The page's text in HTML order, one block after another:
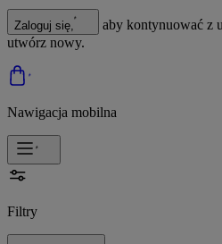
Zaloguj się,
aby kontynuować z
utwórz nowy.
Nawigacja mobilna
Filtry